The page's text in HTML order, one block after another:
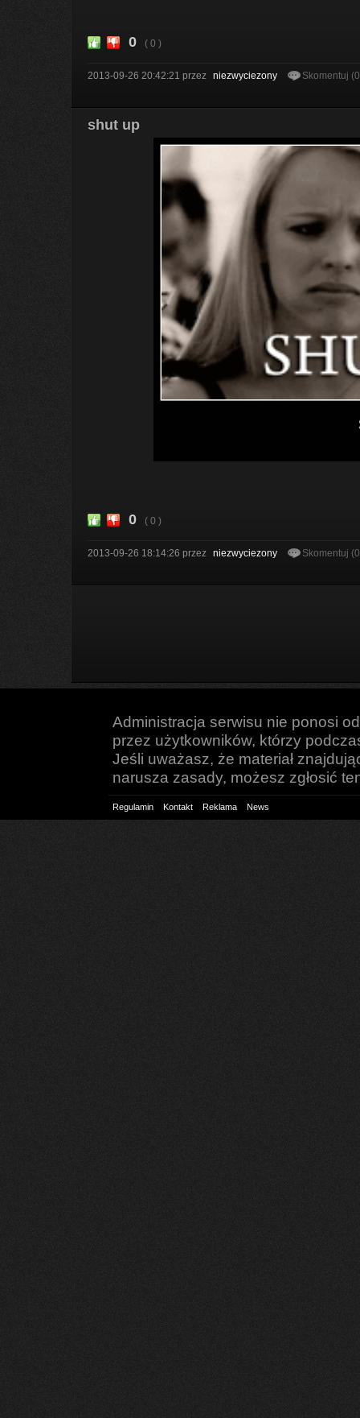
0 ( 0 )
2013-09-26 20:42:21 przez niezwyciezony Skomentuj
shut up
0 ( 0 )
2013-09-26 18:14:26 przez niezwyciezony Skomentuj
Administracja serwisu nie ponosi
przez użytkowników, którzy
Jeśli uważasz, że materiał
narusza zasady, możesz zgłosić
Regulamin Kontakt Reklama News